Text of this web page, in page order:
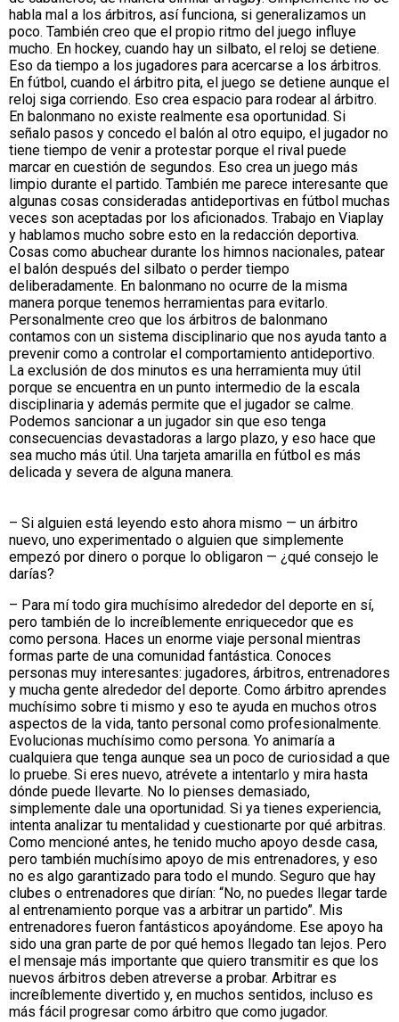
habla mal a los árbitros, así funciona, si generalizamos un
poco. También creo que el propio ritmo del juego influye
mucho. En hockey, cuando hay un silbato, el reloj se detiene.
Eso da tiempo a los jugadores para acercarse a los árbitros.
En fútbol, cuando el árbitro pita, el juego se detiene aunque el
reloj siga corriendo. Eso crea espacio para rodear al árbitro.
En balonmano no existe realmente esa oportunidad. Si
señalo pasos y concedo el balón al otro equipo, el jugador no
tiene tiempo de venir a protestar porque el rival puede
marcar en cuestión de segundos. Eso crea un juego más
limpio durante el partido. También me parece interesante que
algunas cosas consideradas antideportivas en fútbol muchas
veces son aceptadas por los aficionados. Trabajo en Viaplay
y hablamos mucho sobre esto en la redacción deportiva.
Cosas como abuchear durante los himnos nacionales, patear
el balón después del silbato o perder tiempo
deliberadamente. En balonmano no ocurre de la misma
manera porque tenemos herramientas para evitarlo.
Personalmente creo que los árbitros de balonmano
contamos con un sistema disciplinario que nos ayuda tanto a
prevenir como a controlar el comportamiento antideportivo.
La exclusión de dos minutos es una herramienta muy útil
porque se encuentra en un punto intermedio de la escala
disciplinaria y además permite que el jugador se calme.
Podemos sancionar a un jugador sin que eso tenga
consecuencias devastadoras a largo plazo, y eso hace que
sea mucho más útil. Una tarjeta amarilla en fútbol es más
delicada y severa de alguna manera.
– Si alguien está leyendo esto ahora mismo — un árbitro
nuevo, uno experimentado o alguien que simplemente
empezó por dinero o porque lo obligaron — ¿qué consejo le
darías?
– Para mí todo gira muchísimo alrededor del deporte en sí,
pero también de lo increíblemente enriquecedor que es
como persona. Haces un enorme viaje personal mientras
formas parte de una comunidad fantástica. Conoces
personas muy interesantes: jugadores, árbitros, entrenadores
y mucha gente alrededor del deporte. Como árbitro aprendes
muchísimo sobre ti mismo y eso te ayuda en muchos otros
aspectos de la vida, tanto personal como profesionalmente.
Evolucionas muchísimo como persona. Yo animaría a
cualquiera que tenga aunque sea un poco de curiosidad a que
lo pruebe. Si eres nuevo, atrévete a intentarlo y mira hasta
dónde puede llevarte. No lo pienses demasiado,
simplemente dale una oportunidad. Si ya tienes experiencia,
intenta analizar tu mentalidad y cuestionarte por qué arbitras.
Como mencioné antes, he tenido mucho apoyo desde casa,
pero también muchísimo apoyo de mis entrenadores, y eso
no es algo garantizado para todo el mundo. Seguro que hay
clubes o entrenadores que dirían: “No, no puedes llegar tarde
al entrenamiento porque vas a arbitrar un partido”. Mis
entrenadores fueron fantásticos apoyándome. Ese apoyo ha
sido una gran parte de por qué hemos llegado tan lejos. Pero
el mensaje más importante que quiero transmitir es que los
nuevos árbitros deben atreverse a probar. Arbitrar es
increíblemente divertido y, en muchos sentidos, incluso es
más fácil progresar como árbitro que como jugador.